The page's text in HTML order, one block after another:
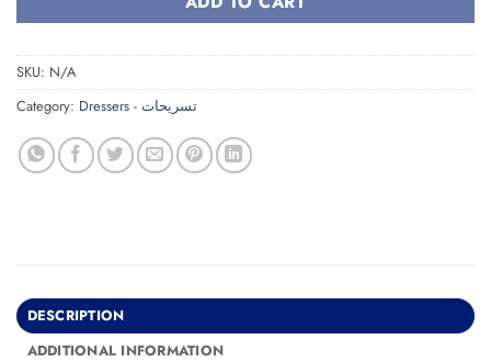
SKU: N/A
Category:
Dressers - تسريحات
DESCRIPTION
ADDITIONAL INFORMATION